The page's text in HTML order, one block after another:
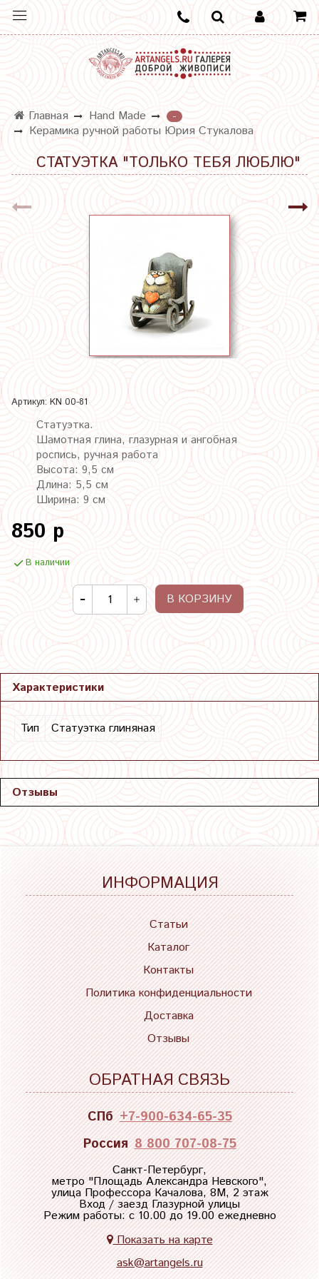
Главная Hand Made
-
Керамика ручной работы Юрия Стукалова
СТАТУЭТКА "ТОЛЬКО ТЕБЯ ЛЮБЛЮ"
Артикул: KN 00-81
Статуэтка.
Шамотная глина, глазурная и ангобная
роспись, ручная работа
Высота: 9,5 см
Длина: 5,5 см
Ширина: 9 см
850 р
В наличии
В КОРЗИНУ
Характеристики
Тип Статуэтка глиняная
Отзывы
ИНФОРМАЦИЯ
Статьи
Каталог
Контакты
Политика конфиденциальности
Доставка
Отзывы
ОБРАТНАЯ СВЯЗЬ
СПб +7-900-634-65-35
Россия 8 800 707-08-75
Санкт-Петербург,
метро "Площадь Александра Невского",
улица Профессора Качалова, 8М, 2 этаж
Вход / заезд Глазурной улицы
Режим работы: с 10.00 до 19.00 ежедневно
Показать на карте
ask@artangels.ru